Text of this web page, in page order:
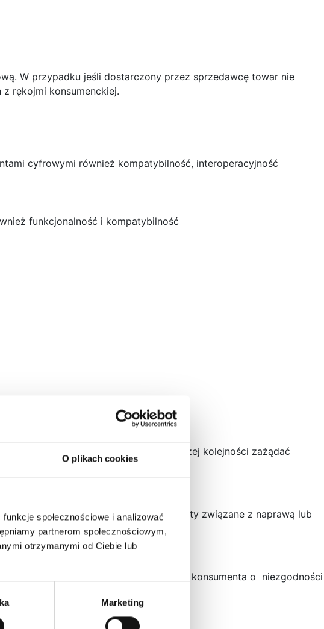
O plikach cookies
społecznościowe i analizować
partnerom społecznościowym,
otrzymanymi od Ciebie lub
Marketing
W przypadku jeśli dostarczony przez sprzedawcę towar nie
rękojmi konsumenckiej.
cyfrowymi również kompatybilność, interoperacyjność
funkcjonalność i kompatybilność
konsument będzie mógł w pierwszej kolejności zażądać
musiałby ponieść nadmierne koszty związane z naprawą lub
w której został poinformowany przez konsumenta o niezgodności